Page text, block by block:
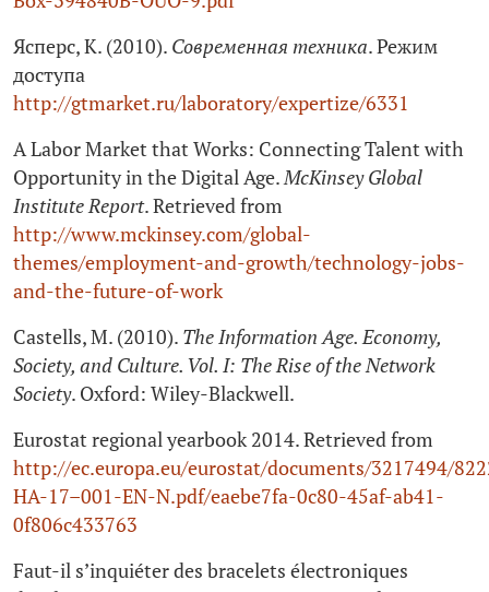
Ясперс, К. (2010). Современная техника. Режим
доступа
http://gtmarket.ru/laboratory/expertize/6331
A Labor Market that Works: Connecting Talent with
Opportunity in the Digital Age.McKinsey Global
Institute Report. Retrieved from
http://www.mckinsey.com/global-
themes/employment-and-growth/technology-jobs-
and-the-future-of-work
Castells, M. (2010). The Information Age. Economy,
Society, and Culture. Vol. I: The Rise of the Network
Society. Oxford: Wiley-Blackwell.
Eurostat regional yearbook 2014. Retrieved from
http://ec.europa.eu/eurostat/documents/3217494/
HA‑17–001-EN-N.pdf/eaebe7fa‑0c80-45af-ab41-
0f806c433763
Faut-il s’inquiéter des bracelets électroniques